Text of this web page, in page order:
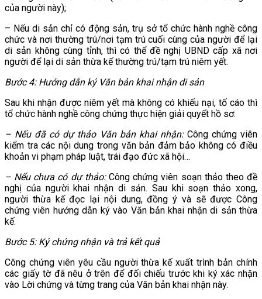
của người này);
– Nếu di sản chỉ có động sản, trụ sở tổ chức hành nghề công
chức và nơi thường trú/nơi tạm trú cuối cùng của người để lại
di sản không cùng tỉnh, thì có thể đề nghị UBND cấp xã nơi
người để lại di sản thừa kế thường trú/tạm trú niêm yết.
Bước 4: Hướng dẫn ký Văn bản khai nhận di sản
Sau khi nhận được niêm yết mà không có khiếu nại, tố cáo thì
tổ chức hành nghề công chứng thực hiện giải quyết hồ sơ:
– Nếu đã có dự thảo Văn bản khai nhận:Công chứng viên
kiểm tra các nội dung trong văn bản đảm bảo không có điều
khoản vi phạm pháp luật, trái đạo đức xã hội…
– Nếu chưa có dự thảo:Công chứng viên soạn thảo theo đề
nghị của người khai nhận di sản. Sau khi soạn thảo xong,
người thừa kế đọc lại nội dung, đồng ý và sẽ được Công
chứng viên hướng dẫn ký vào Văn bản khai nhận di sản thừa
kế.
Bước 5: Ký chứng nhận và trả kết quả
Công chứng viên yêu cầu người thừa kế xuất trình bản chính
các giấy tờ đã nêu ở trên để đối chiếu trước khi ký xác nhận
vào Lời chứng và từng trang của Văn bản khai nhận này.